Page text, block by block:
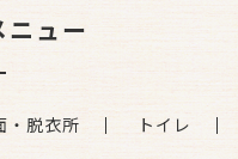
ニュー
・脱衣所
トイレ